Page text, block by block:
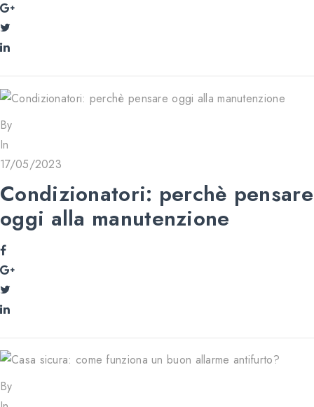
By
In
17/05/2023
Condizionatori: perchè pensare
oggi alla manutenzione
By